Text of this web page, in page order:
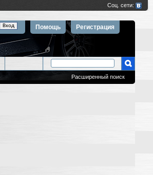
Регистрация
Помощь
Расширенный поиск